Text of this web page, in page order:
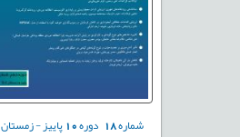
شماره18 دوره10پاییز - زمستان